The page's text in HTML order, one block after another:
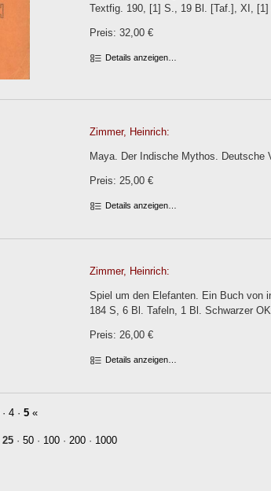
Textfig. 190, [1] S., 19 Bl. [Taf.], XI,
Preis: 32,00 €
Details anzeigen…
Zimmer, Heinrich:
Maya. Der Indische Mythos. Deutsche
Preis: 25,00 €
Details anzeigen…
Zimmer, Heinrich:
Spiel um den Elefanten. Ein Buch von
184 S, 6 Bl. Tafeln, 1 Bl. Schwarzer
Preis: 26,00 €
Details anzeigen…
· 4 · 5 «
25 · 50 · 100 · 200 · 1000